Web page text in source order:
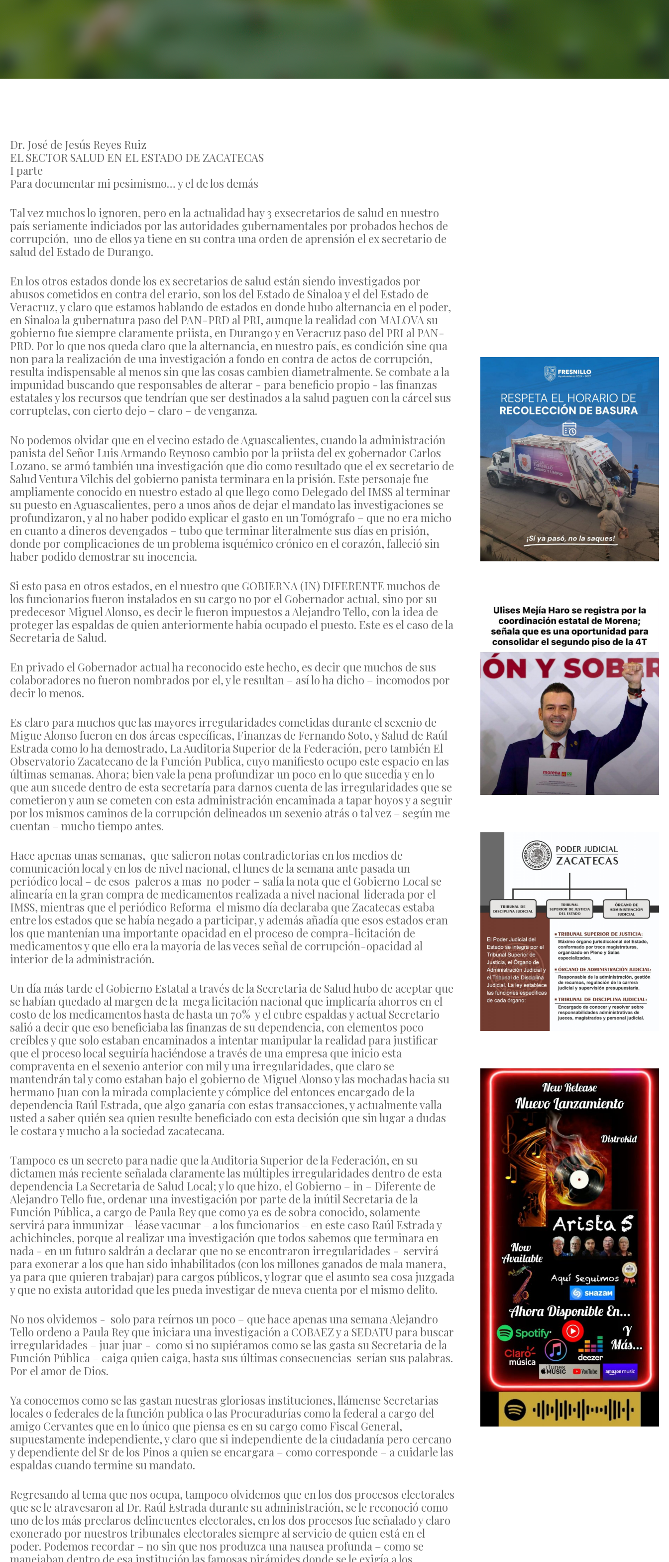
Dr. José de Jesús Reyes Ruiz
EL SECTOR SALUD EN EL ESTADO DE ZACATECAS
I parte
Para documentar mi pesimismo… y el de los demás
Tal vez muchos lo ignoren, pero en la actualidad hay 3 exsecretarios de salud en nuestro
país seriamente indiciados por las autoridades gubernamentales por probados hechos de
corrupción, uno de ellos ya tiene en su contra una orden de aprensión el ex secretario de
salud del Estado de Durango.
En los otros estados donde los ex secretarios de salud están siendo investigados por
abusos cometidos en contra del erario, son los del Estado de Sinaloa y el del Estado de
Veracruz, y claro que estamos hablando de estados en donde hubo alternancia en el poder,
en Sinaloa la gubernatura paso del PAN-PRD al PRI, aunque la realidad con MALOVA su
gobierno fue siempre claramente priista, en Durango y en Veracruz paso del PRI al PAN-
PRD. Por lo que nos queda claro que la alternancia, en nuestro país, es condición sine qua
non para la realización de una investigación a fondo en contra de actos de corrupción,
resulta indispensable al menos sin que las cosas cambien diametralmente. Se combate a la
impunidad buscando que responsables de alterar - para beneficio propio - las finanzas
estatales y los recursos que tendrían que ser destinados a la salud paguen con la cárcel sus
corruptelas, con cierto dejo – claro – de venganza.
No podemos olvidar que en el vecino estado de Aguascalientes, cuando la administración
panista del Señor Luis Armando Reynoso cambio por la priista del ex gobernador Carlos
Lozano, se armó también una investigación que dio como resultado que el ex secretario de
Salud Ventura Vilchis del gobierno panista terminara en la prisión. Este personaje fue
ampliamente conocido en nuestro estado al que llego como Delegado del IMSS al terminar
su puesto en Aguascalientes, pero a unos años de dejar el mandato las investigaciones se
profundizaron, y al no haber podido explicar el gasto en un Tomógrafo – que no era micho
en cuanto a dineros devengados – tubo que terminar literalmente sus días en prisión,
donde por complicaciones de un problema isquémico crónico en el corazón, falleció sin
haber podido demostrar su inocencia.
Si esto pasa en otros estados, en el nuestro que GOBIERNA (IN) DIFERENTE muchos de
los funcionarios fueron instalados en su cargo no por el Gobernador actual, sino por su
predecesor Miguel Alonso, es decir le fueron impuestos a Alejandro Tello, con la idea de
proteger las espaldas de quien anteriormente había ocupado el puesto. Este es el caso de la
Secretaria de Salud.
En privado el Gobernador actual ha reconocido este hecho, es decir que muchos de sus
colaboradores no fueron nombrados por el, y le resultan – así lo ha dicho – incomodos por
decir lo menos.
Es claro para muchos que las mayores irregularidades cometidas durante el sexenio de
Migue Alonso fueron en dos áreas específicas, Finanzas de Fernando Soto, y Salud de Raúl
Estrada como lo ha demostrado, La Auditoria Superior de la Federación, pero también El
Observatorio Zacatecano de la Función Publica, cuyo manifiesto ocupo este espacio en las
últimas semanas. Ahora; bien vale la pena profundizar un poco en lo que sucedía y en lo
que aun sucede dentro de esta secretaría para darnos cuenta de las irregularidades que se
cometieron y aun se cometen con esta administración encaminada a tapar hoyos y a seguir
por los mismos caminos de la corrupción delineados un sexenio atrás o tal vez – según me
cuentan – mucho tiempo antes.
Hace apenas unas semanas, que salieron notas contradictorias en los medios de
comunicación local y en los de nivel nacional, el lunes de la semana ante pasada un
periódico local – de esos paleros a mas no poder – salía la nota que el Gobierno Local se
alinearía en la gran compra de medicamentos realizada a nivel nacional liderada por el
IMSS, mientras que el periódico Reforma el mismo día declaraba que Zacatecas estaba
entre los estados que se había negado a participar, y además añadía que esos estados eran
los que mantenían una importante opacidad en el proceso de compra-licitación de
medicamentos y que ello era la mayoría de las veces señal de corrupción-opacidad al
interior de la administración.
Un día más tarde el Gobierno Estatal a través de la Secretaria de Salud hubo de aceptar que
se habían quedado al margen de la mega licitación nacional que implicaría ahorros en el
costo de los medicamentos hasta de hasta un 70% y el cubre espaldas y actual Secretario
salió a decir que eso beneficiaba las finanzas de su dependencia, con elementos poco
creíbles y que solo estaban encaminados a intentar manipular la realidad para justificar
que el proceso local seguiría haciéndose a través de una empresa que inicio esta
compraventa en el sexenio anterior con mil y una irregularidades, que claro se
mantendrán tal y como estaban bajo el gobierno de Miguel Alonso y las mochadas hacia su
hermano Juan con la mirada complaciente y cómplice del entonces encargado de la
dependencia Raúl Estrada, que algo ganaría con estas transacciones, y actualmente valla
usted a saber quién sea quien resulte beneficiado con esta decisión que sin lugar a dudas
le costara y mucho a la sociedad zacatecana.
Tampoco es un secreto para nadie que la Auditoria Superior de la Federación, en su
dictamen más reciente señalada claramente las múltiples irregularidades dentro de esta
dependencia La Secretaria de Salud Local; y lo que hizo, el Gobierno – in – Diferente de
Alejandro Tello fue, ordenar una investigación por parte de la inútil Secretaria de la
Función Pública, a cargo de Paula Rey que como ya es de sobra conocido, solamente
servirá para inmunizar – léase vacunar – a los funcionarios – en este caso Raúl Estrada y
achichincles, porque al realizar una investigación que todos sabemos que terminara en
nada - en un futuro saldrán a declarar que no se encontraron irregularidades - servirá
para exonerar a los que han sido inhabilitados (con los millones ganados de mala manera,
ya para que quieren trabajar) para cargos públicos, y lograr que el asunto sea cosa juzgada
y que no exista autoridad que les pueda investigar de nueva cuenta por el mismo delito.
No nos olvidemos - solo para reírnos un poco – que hace apenas una semana Alejandro
Tello ordeno a Paula Rey que iniciara una investigación a COBAEZ y a SEDATU para buscar
irregularidades – juar juar - como si no supiéramos como se las gasta su Secretaria de la
Función Pública – caiga quien caiga, hasta sus últimas consecuencias serían sus palabras.
Por el amor de Dios.
Ya conocemos como se las gastan nuestras gloriosas instituciones, llámense Secretarias
locales o federales de la función publica o las Procuradurías como la federal a cargo del
amigo Cervantes que en lo único que piensa es en su cargo como Fiscal General,
supuestamente independiente, y claro que si independiente de la ciudadanía pero cercano
y dependiente del Sr de los Pinos a quien se encargara – como corresponde – a cuidarle las
espaldas cuando termine su mandato.
Regresando al tema que nos ocupa, tampoco olvidemos que en los dos procesos electorales
que se le atravesaron al Dr. Raúl Estrada durante su administración, se le reconoció como
uno de los más preclaros delincuentes electorales, en los dos procesos fue señalado y claro
exonerado por nuestros tribunales electorales siempre al servicio de quien está en el
poder. Podemos recordar – no sin que nos produzca una nausea profunda – como se
manejaban dentro de esa institución las famosas pirámides donde se le exigía a los